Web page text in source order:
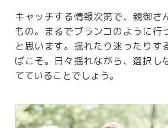
キャッチする情報次第で、親御さ
もの。まるでブランコのように行
と思います。揺れたり迷ったりす
ばこそ。日々揺れながら、選択し
てていることでしょう。